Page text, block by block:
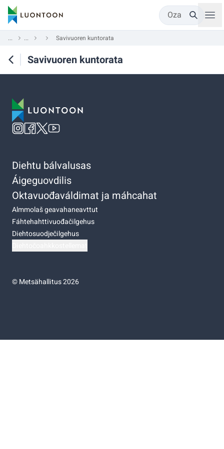
Oza
... ... Savivuoren kuntorata
Savivuoren kuntorata
Diehtu bálvalusas
Áigeguovdilis
Oktavuođaváldimat ja máhcahat
Almmolaš geavahaneavttut
Fáhtehahttivuođačilgehus
Diehtosuodječilgehus
©Metsähallitus 2026